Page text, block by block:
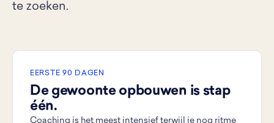
te zoeken.
EERSTE 90 DAGEN
De gewoonte opbouwen is stap
één.
Coaching is het meest intensief terwijl je nog ritme